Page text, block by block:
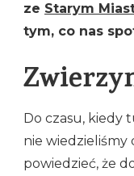
ze Starym
tym, co nas
Do czasu, kiedy
nie wiedzieliśmy
powiedzieć, że